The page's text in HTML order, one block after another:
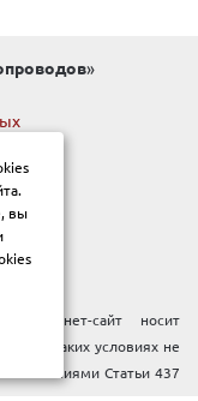
»
сайт носит
при каких условиях не
Статьи 437
вы